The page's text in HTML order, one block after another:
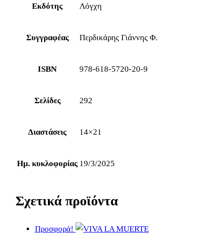
Εκδότης Λόγχη
Συγγραφέας Περδικάρης Γιάννης Φ.
ISBN 978-618-5720-20-9
Σελίδες 292
Διαστάσεις 14×21
Ημ. κυκλοφορίας 19/3/2025
Σχετικά προϊόντα
Προσφορά!